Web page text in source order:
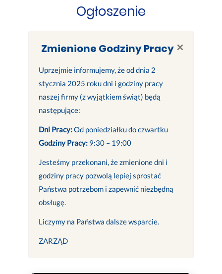
Ogłoszenie
×
Zmienione Godziny Pracy
Uprzejmie informujemy, że od dnia 2
stycznia 2025 roku dni i godziny pracy
naszej firmy (z wyjątkiem świąt) będą
następujące:
Dni Pracy:Od poniedziałku do czwartku
Godziny Pracy: 9:30 – 19:00
Jesteśmy przekonani, że zmienione dni i
godziny pracy pozwolą lepiej sprostać
Państwa potrzebom i zapewnić niezbędną
obsługę.
Liczymy na Państwa dalsze wsparcie.
ZARZĄD